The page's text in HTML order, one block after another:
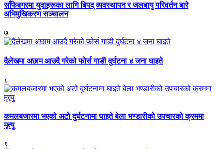
साँफेबगरमा युवाहरूका लागि बिपद् व्यवस्थापन र जलबायु परिवर्तन बारे
अभिमुखिकरण सञ्चालन
७
दैलेखमा अछाम आउदै गरेको फोर्स गाडी दुर्घटना ४ जना घाइते
८
कमलबजारमा भएको अटो दुर्घटनामा घाइते बेला भण्डारीको उपचारको क्रममा
मृत्युु
९